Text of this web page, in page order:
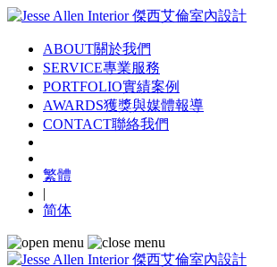
ABOUT關於我們
SERVICE專業服務
PORTFOLIO實績案例
AWARDS獲獎與媒體報導
CONTACT聯絡我們
繁體
|
简体